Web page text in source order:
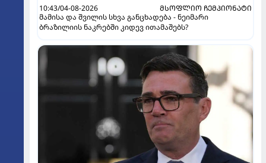
10:43/04-08-2026
ᲛᲡᲝᲤᲚᲘᲝ ᲩᲔᲛᲞᲘᲝᲜᲐᲢᲘ
მამისა და შვილის სხვა განცხადება - ნეიმარი
ბრაზილიის ნაკრებში კიდევ ითამაშებს?